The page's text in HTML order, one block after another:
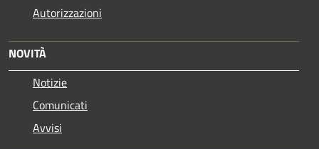
Autorizzazioni
NOVITÀ
Notizie
Comunicati
Avvisi